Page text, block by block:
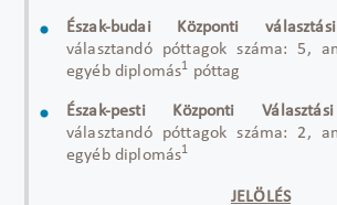
Észak-budai Központi
választandó póttagok száma: 5,
egyéb diplomás1 póttag
Észak-pesti Központi
választandó póttagok száma: 2,
egyéb diplomás1
JELÖLÉS